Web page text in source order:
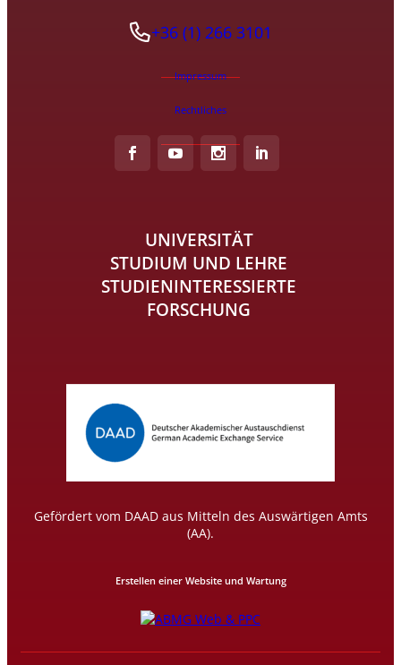
+36 (1) 266 3101
Impressum
Rechtliches
UNIVERSITÄT
STUDIUM UND LEHRE
STUDIENINTERESSIERTE
FORSCHUNG
Gefördert vom DAAD aus Mitteln des Auswärtigen Amts
(AA).
Erstellen einer Website und Wartung